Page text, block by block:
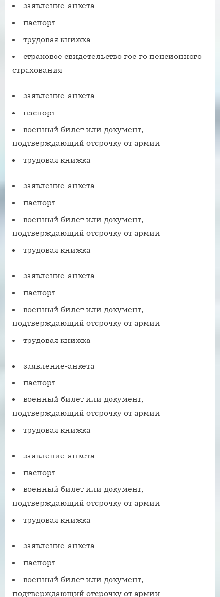
заявление-анкета
паспорт
трудовая книжка
страховое свидетельство гос-го пенсионного
страхования
заявление-анкета
паспорт
военный билет или документ,
подтверждающий отсрочку от армии
трудовая книжка
заявление-анкета
паспорт
военный билет или документ,
подтверждающий отсрочку от армии
трудовая книжка
заявление-анкета
паспорт
военный билет или документ,
подтверждающий отсрочку от армии
трудовая книжка
заявление-анкета
паспорт
военный билет или документ,
подтверждающий отсрочку от армии
трудовая книжка
заявление-анкета
паспорт
военный билет или документ,
подтверждающий отсрочку от армии
трудовая книжка
заявление-анкета
паспорт
военный билет или документ,
подтверждающий отсрочку от армии